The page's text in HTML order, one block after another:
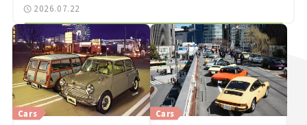
2026.07.22
Cars Cars